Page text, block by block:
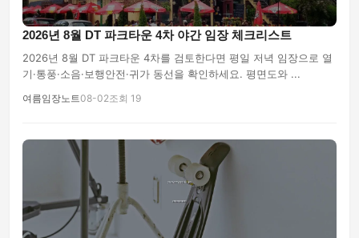
2026년 8월 DT 파크타운 4차 야간 임장 체크리스트
2026년 8월 DT 파크타운 4차를 검토한다면 평일 저녁 임장으로 열
기·통풍·소음·보행안전·귀가 동선을 확인하세요. 평면도와 ...
여름임장노트08-02조회 19